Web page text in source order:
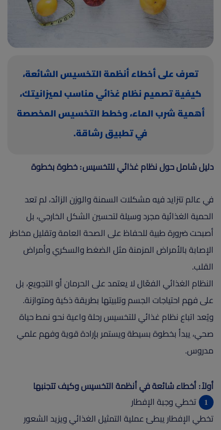
تعرف على أخطاء أنظمة التخسيس الشائعة،
كيفية تصميم نظام غذائي مناسب لميزانيتك،
أهمية شرب الماء، وخطط التخسيس المخصصة
في تطبيق رشاقة.
دليل شامل حول نظام غذائي للتخسيس: خطوة بخطوة
في عالم تتزايد فيه مشكلات السمنة والوزن الزائد، لم تعد
الحمية الغذائية مجرد وسيلة لتحسين الشكل الخارجي، بل
أصبحت ضرورة طبية للحفاظ على الصحة العامة وتقليل مخاطر
الإصابة بالأمراض المزمنة مثل الضغط والسكري وأمراض
القلب.
النظام الغذائي الفعّال لا يعتمد على الحرمان أو التجويع، بل
على فهم احتياجات الجسم وتلبيتها بطريقة ذكية ومتوازنة.
ويُعد اتباع نظام غذائي للتخسيس رحلة واعية نحو نمط حياة
صحي، يبدأ بخطوة بسيطة ويستمر بإرادة قوية وفهم علمي
مدروس.
أولاً: أخطاء شائعة في أنظمة التخسيس وكيف تتجنبها
تخطي وجبة الإفطار
تخطي الإفطار يبطئ عملية التمثيل الغذائي ويزيد الشعور